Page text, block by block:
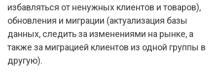
избавляться от ненужных клиентов и товаров),
обновления и миграции (актуализация базы
данных, следить за изменениями на рынке, а
также за миграцией клиентов из одной группы в
другую).